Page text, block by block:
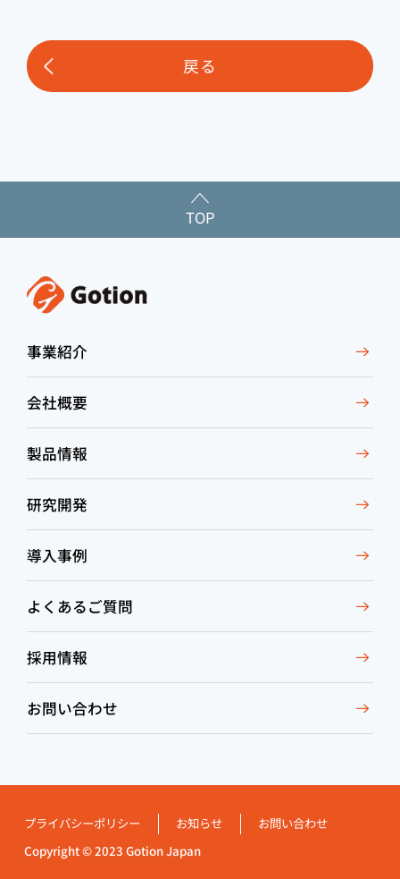
戻る
TOP
事業紹介
会社概要
製品情報
研究開発
導入事例
よくあるご質問
採用情報
お問い合わせ
プライバシーポリシー お知らせ
お問い合わせ
Copyright © 2023 Gotion Japan